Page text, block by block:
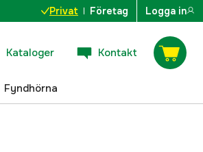
Privat Företag Logga in
Kataloger Kontakt
Fyndhörna